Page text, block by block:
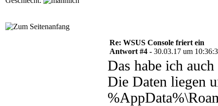
Re: WSUS Console friert ein
Antwort #4 - 30.03.17 um
Das habe ich
Die Daten liegen